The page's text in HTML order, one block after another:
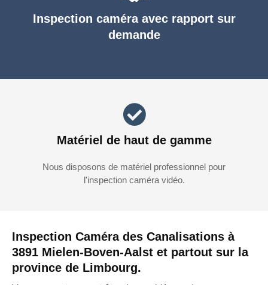
Inspection Caméra des Canalisations à
3891 Mielen-Boven-Aalst et partout sur la
province de Limbourg.
Inspection caméra avec rapport sur
demande
Matériel de haut de gamme
Nous disposons de matériel professionnel pour
l'inspection caméra vidéo.